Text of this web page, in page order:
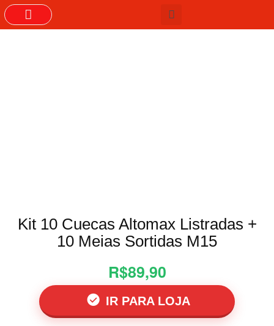
Kit 10 Cuecas Altomax Listradas +
10 Meias Sortidas M15
R$89,90
IR PARA LOJA